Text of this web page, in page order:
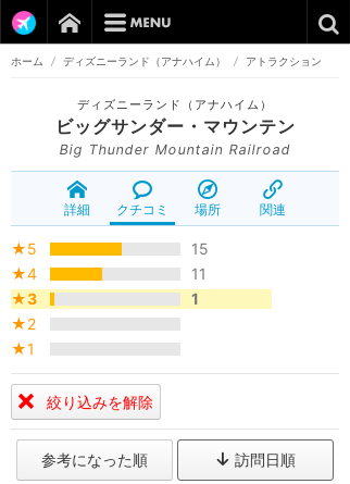
ホーム / ディズニーランド（アナハイム） / アトラクション
ディズニーランド（アナハイム）
ビッグサンダー・マウンテン
Big Thunder Mountain Railroad
詳細 クチコミ 場所 関連
★5
15
★4
11
★3
1
★2
★1
絞り込みを解除
参考になった順 訪問日順